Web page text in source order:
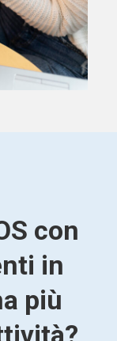
con
in
più